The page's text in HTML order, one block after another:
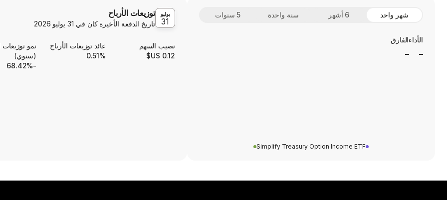
شهر واحد 6 أشهر سنة واحدة 5 سنوات
الأداءالفارق
Simplify Treasury Option Income ETF
يوليو
31
توزيعات الأرباح
تاريخ الدفعة الأخيرة كان في 31 يوليو 2026
نصيب السهم
0.12 US$
عائد توزيعات الأرباح
0.51%
نمو توزيعات
(سنوي)
-68.42%